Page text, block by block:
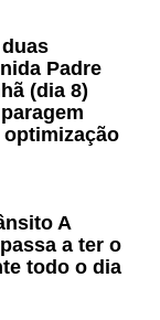
Padre
(dia 8)
optimização
A
a ter o
todo o dia